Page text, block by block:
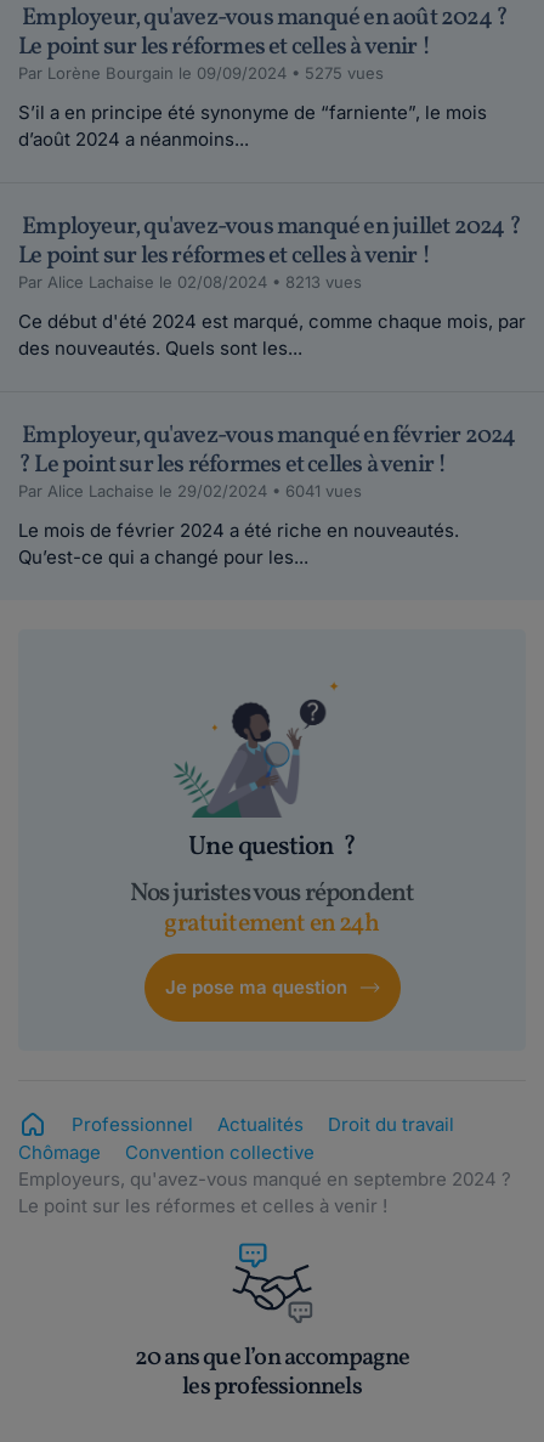
Employeur, qu'avez-vous manqué en août 2024 ?
Le point sur les réformes et celles à venir !
Par Lorène Bourgain le 09/09/2024 • 5275 vues
S’il a en principe été synonyme de “farniente”, le mois
d’août 2024 a néanmoins...
Employeur, qu'avez-vous manqué en juillet 2024 ?
Le point sur les réformes et celles à venir !
Par Alice Lachaise le 02/08/2024 • 8213 vues
Ce début d'été 2024 est marqué, comme chaque mois, par
des nouveautés. Quels sont les...
Employeur, qu'avez-vous manqué en février 2024
? Le point sur les réformes et celles à venir !
Par Alice Lachaise le 29/02/2024 • 6041 vues
Le mois de février 2024 a été riche en nouveautés.
Qu’est-ce qui a changé pour les...
Une question ?
Nos juristes vous répondent
gratuitement en 24h
Je pose ma question
Professionnel Actualités
Droit du travail
Chômage
Convention collective
Employeurs, qu'avez-vous manqué en septembre 2024 ?
Le point sur les réformes et celles à venir !
20 ans que l’on accompagne
les professionnels